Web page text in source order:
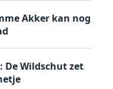
Akker kan nog
De Wildschut zet